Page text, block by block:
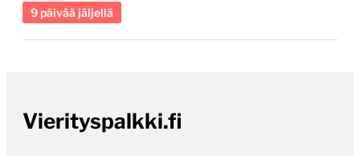
9 päivää jäljellä
Vierityspalkki.fi